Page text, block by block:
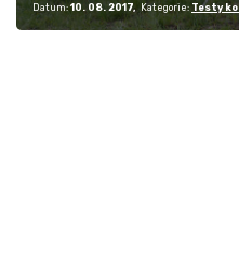
Datum: 10. 08. 2017 Kategorie: Testy kol